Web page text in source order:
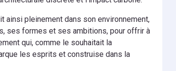
ainsi pleinement dans son environnement,
ses formes et ses ambitions, pour offrir à
qui, comme le souhaitait la
les esprits et construise dans la